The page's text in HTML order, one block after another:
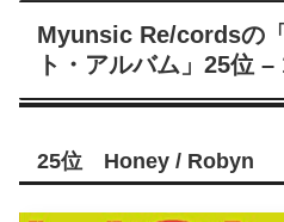
Myunsic Re/cordsの
ト・アルバム」25位 –
25位 Honey / Robyn